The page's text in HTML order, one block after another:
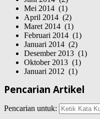
Mei 2014 (1)
April 2014 (2)
Maret 2014 (1)
Februari 2014 (1)
Januari 2014 (2)
Desember 2013 (1)
Oktober 2013 (1)
Januari 2012 (1)
Pencarian Artikel
Pencarian untuk: